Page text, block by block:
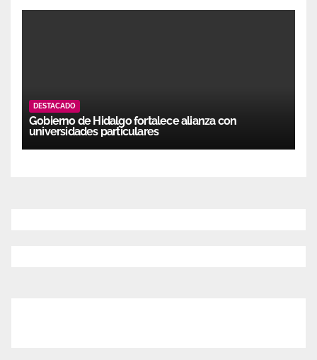
DESTACADO
Gobierno de Hidalgo fortalece alianza con
universidades particulares